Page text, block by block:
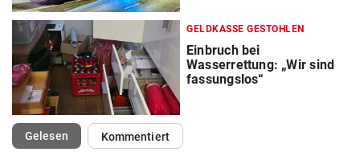
GELDKASSE GESTOHLEN
Einbruch bei
Wasserrettung: „Wir sind
fassungslos“
Gelesen(ausgewählt)Kommentiert